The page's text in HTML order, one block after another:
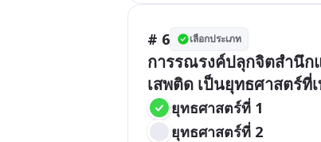
# 6 เลือกประเภท
การรณรงค์ปลุกจิตสำนึก
เสพติด เป็นยุทธศาสตร์ที่
ยุทธศาสตร์ที่ 1
ยุทธศาสตร์ที่ 2